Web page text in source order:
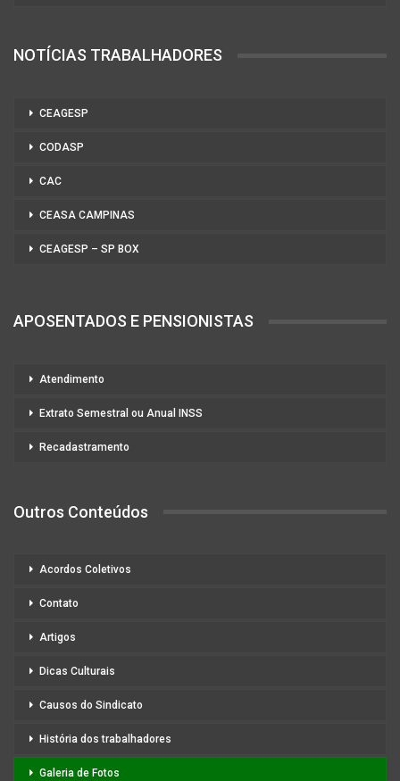
NOTÍCIAS TRABALHADORES
CEAGESP
CODASP
CAC
CEASA CAMPINAS
CEAGESP – SP BOX
APOSENTADOS E PENSIONISTAS
Atendimento
Extrato Semestral ou Anual INSS
Recadastramento
Outros Conteúdos
Acordos Coletivos
Contato
Artigos
Dicas Culturais
Causos do Sindicato
História dos trabalhadores
Galeria de Fotos